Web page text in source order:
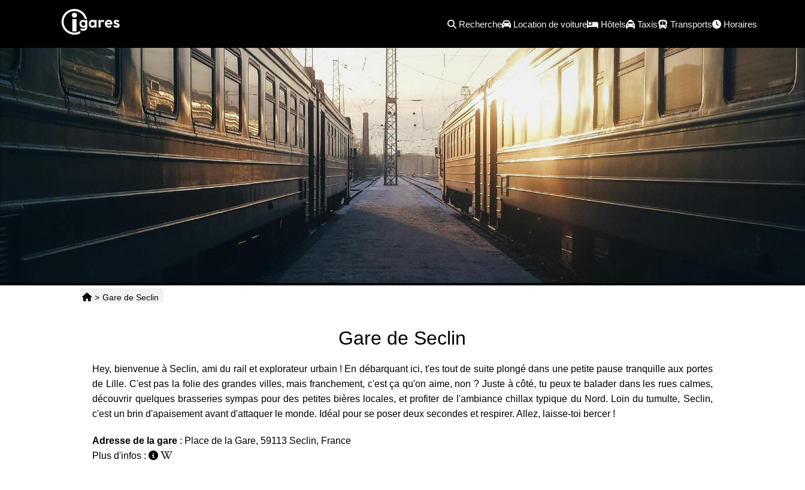
Recherche Location de voiture Hôtels Taxis Transports Horaires
> Gare de Seclin
Gare de Seclin
Hey, bienvenue à Seclin, ami du rail et explorateur urbain ! En débarquant ici, t'es tout de suite plongé dans une petite pause tranquille aux portes
de Lille. C'est pas la folie des grandes villes, mais franchement, c'est ça qu'on aime, non ? Juste à côté, tu peux te balader dans les rues calmes,
découvrir quelques brasseries sympas pour des petites bières locales, et profiter de l'ambiance chillax typique du Nord. Loin du tumulte, Seclin,
c'est un brin d'apaisement avant d'attaquer le monde. Idéal pour se poser deux secondes et respirer. Allez, laisse-toi bercer !
Adresse de la gare : Place de la Gare, 59113 Seclin, France
Plus d'infos :